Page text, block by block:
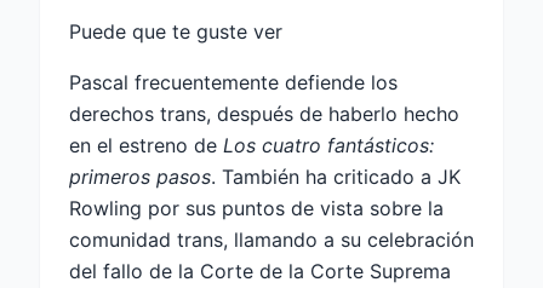
Puede que te guste ver
Pascal frecuentemente defiende los
derechos trans, después de haberlo hecho
en el estreno de Los cuatro fantásticos:
primeros pasos. También ha criticado a JK
Rowling por sus puntos de vista sobre la
comunidad trans, llamando a su celebración
del fallo de la Corte de la Corte Suprema